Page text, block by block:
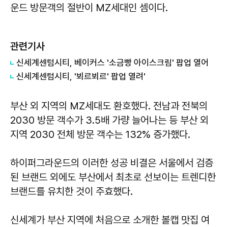
운드 방문객의 절반이 MZ세대인 셈이다.
관련기사
신세계센텀시티, 베이커스 '소금빵 아이스크림' 팝업 열어
​신세계센텀시티, '뵈르뵈르' 팝업 열려'
부산 외 지역의 MZ세대도 환호했다. 전남과 전북의
2030 방문 객수가 3.5배 가량 늘어나는 등 부산 외
지역 2030 전체 방문 객수는 132% 증가했다.
하이퍼그라운드의 이러한 성공 비결은 서울에서 검증
된 브랜드 외에도 부산에서 최초로 선보이는 트렌디한
브랜드를 유치한 것이 주효했다.
신세계가 부산 지역에 처음으로 소개한 볼캡 맛집 여